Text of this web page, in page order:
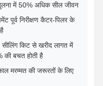
में 50% अधिक सील जीवन
पूर्व निरीक्षण कैटर-पिलर के
किट से खरीद लागत में
बचत होती है
मरम्मत की जरूरतों के लिए